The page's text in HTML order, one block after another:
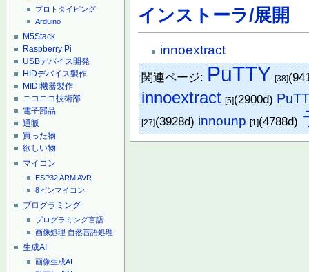
プロトタイピング
Arduino
M5Stack
Raspberry Pi
USBデバイス開発
HIDデバイス製作
MIDI機器製作
ニコニコ技術部
電子部品
通販
買った物
欲しい物
マイコン
ESP32ARMAVR
8ピンマイコン
プログラミング
プログラミング言語
画像処理 自然言語処理
生成AI
画像生成AI
インストーラ/展開
innoextract
関連ページ: PuTTY [38]
innoextract [5](2900d)
[27](3928d) innounp [1](4788d)